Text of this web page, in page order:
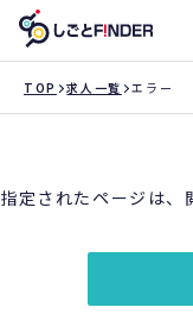
トライアローへ登
支店一覧
TOP 求人一覧 エラー
指定されたページは、